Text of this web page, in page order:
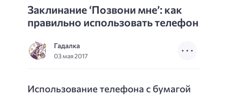
Заклинание ‘Позвони мне’: как
правильно использовать телефон
Гадалка
03 мая 2017
Использование телефона с бумагой